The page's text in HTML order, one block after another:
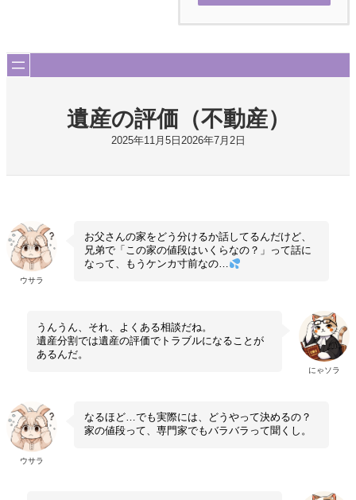
遺産の評価（不動産）
2025年11月5日 2026年7月2日
ウサラ
お父さんの家をどう分けるか話してるんだけど、
兄弟で「この家の値段はいくらなの？」って話に
なって、もうケンカ寸前なの…
にゃソラ
うんうん、それ、よくある相談だね。
遺産分割では遺産の評価でトラブルになることが
あるんだ。
ウサラ
なるほど…でも実際には、どうやって決めるの？
家の値段って、専門家でもバラバラって聞くし。